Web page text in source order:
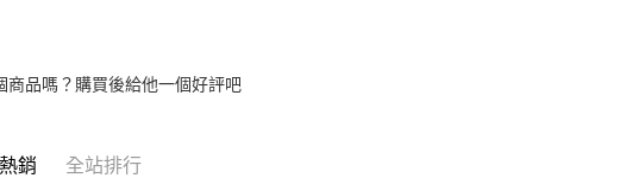
商品嗎？購買後給他一個好評吧
銷 全站排行